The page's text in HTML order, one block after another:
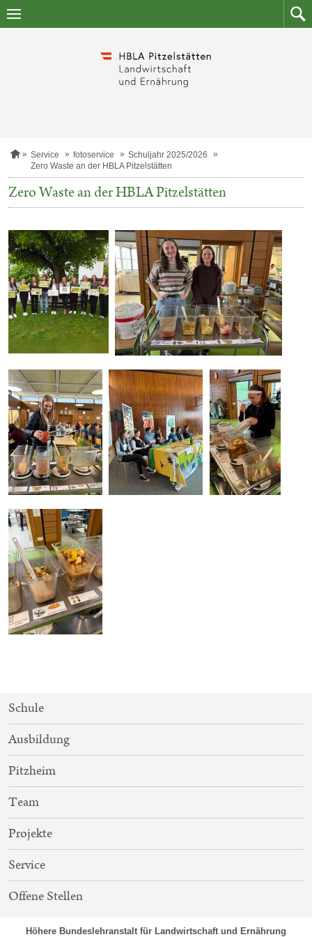
Zum
Zum
S
a
r
t
s
i
e
Service fotoservice
Schuljahr 2025/2026
Zero Waste an der HBLA Pitzelstätten
Zero Waste an der HBLA Pitzelstätten
SITEMAP-
NAVIGATION
Schule
Ausbildung
Pitzheim
Team
Projekte
Service
Offene Stellen
Höhere Bundeslehranstalt für Landwirtschaft und Ernährung